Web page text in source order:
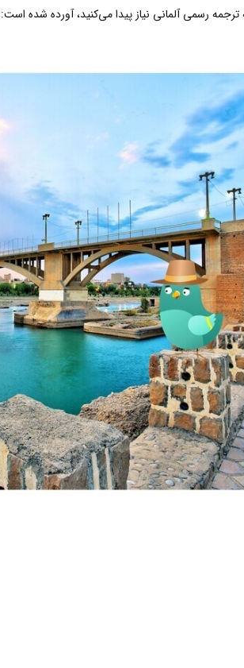
رسمی آلمانی نیاز پیدا می‌کنید، آورده شده است: